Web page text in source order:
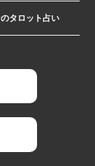
タロット占い